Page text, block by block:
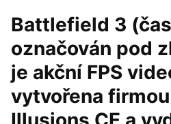
Battlefield 3
označován pod
je akční FPS
vytvořena